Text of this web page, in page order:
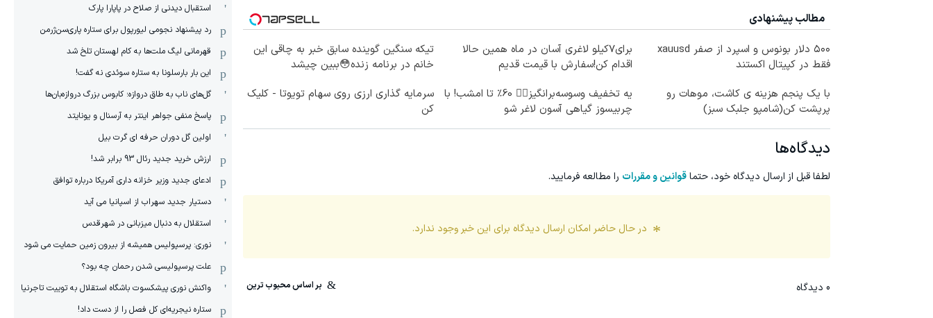
مطالب پیشنهادی
۵۰۰ دلار بونوس و اسپرد از صفر xauusd
فقط در کپیتال اکستند
برای7کیلو لاغری آسان در ماه همین حالا
اقدام کن!سفارش با قیمت قدیم
تیکه سنگین گوینده سابق خبر به چاقی این
خانم در برنامه زنده😳ببین چیشد
با یک پنجم هزینه ی کاشت، موهات رو
پرپشت کن(شامپو جلبک سبز)
یه تخفیف وسوسه‌برانگیز👈🏻 60٪ تا امشب! با
چربیسوز گیاهی آسون لاغر شو
سرمایه گذاری ارزی روی سهام تویوتا - کلیک
کن
دیدگاه‌ها
لطفا قبل از ارسال دیدگاه خود، حتماقوانین و مقررات را مطالعه فرمایید.
در حال حاضر امکان ارسال دیدگاه برای این خبروجود ندارد.
0 دیدگاه
استقبال دیدنی از صلاح در پاپارا پارک
رد پیشنهاد نجومی لیورپول برای ستاره پاری‌سن‌ژرمن
قهرمانی لیگ ملت‌ها به کام لهستان تلخ شد
این بار بارسلونا به ستاره سوئدی نه گفت!
گل‌های ناب به طاق دروازه؛ کابوس بزرگ دروازه‌بان‌ها
پاسخ منفی جواهر اینتر به آرسنال و یونایتد
اولین گل دوران حرفه ای گرت بیل
ارزش خرید جدید رئال 93 برابر شد!
ادعای جدید وزیر خزانه داری آمریکا درباره توافق
دستیار جدید سهراب از اسپانیا می آید
استقلال به دنبال میزبانی در شهرقدس
نوری: پرسپولیس همیشه از بیرون زمین حمایت می شود
علت پرسپولیسی شدن رحمان چه بود؟
واکنش نوری پیشکسوت باشگاه استقلال به توییت تاجرنیا
ستاره نیجریه‌ای کل فصل را از دست داد!